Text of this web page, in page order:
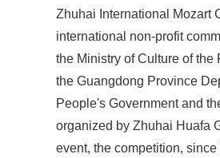
Zhuhai International Mozart
international non-profit
the Ministry of Culture of
the Guangdong Province
People's Government and
organized by Zhuhai Huafa
event, the competition,